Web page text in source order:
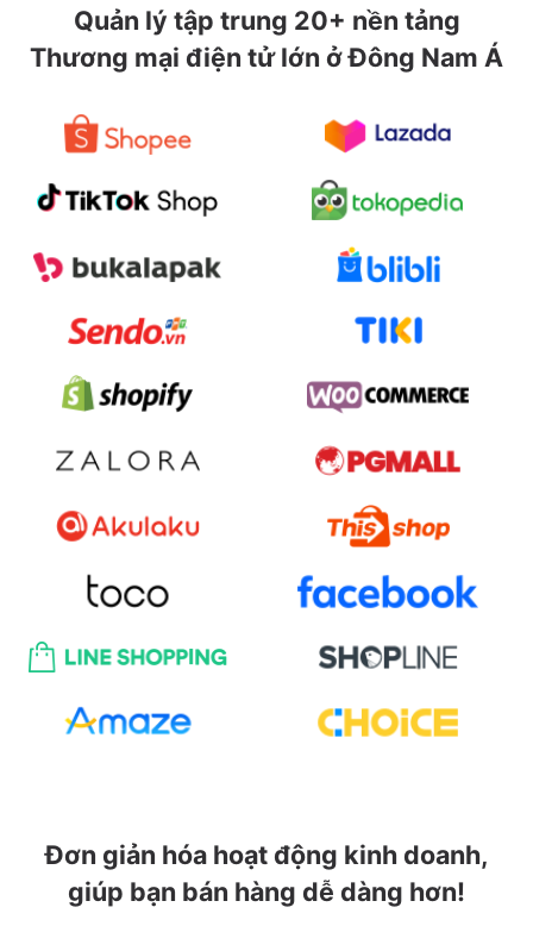
Quản lý tập trung 20+ nền tảng
Thương mại điện tử lớn ở Đông Nam Á
Đơn giản hóa hoạt động kinh doanh,
giúp bạn bán hàng dễ dàng hơn!